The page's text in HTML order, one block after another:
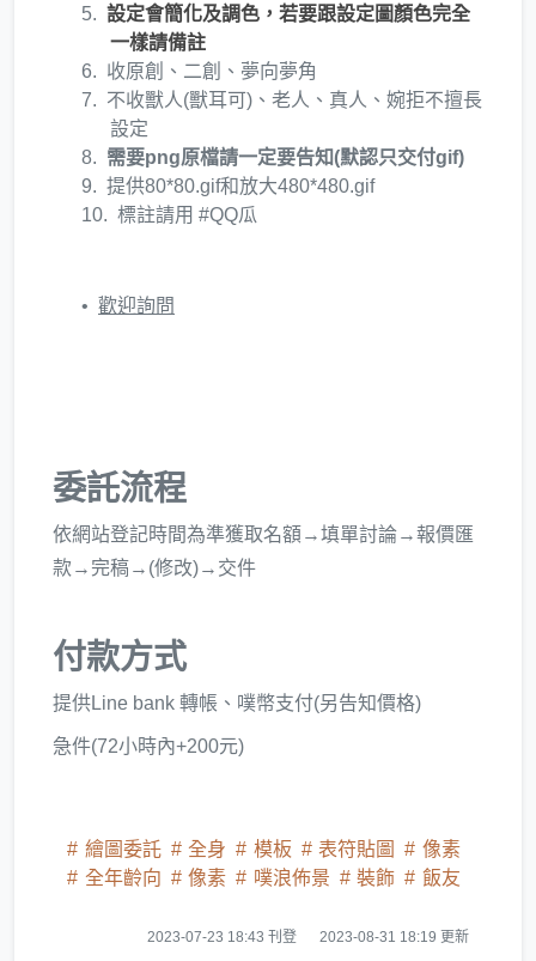
設定會簡化及調色，若要跟設定圖顏色完全
一樣請備註
收原創、二創、夢向夢角
不收獸人(獸耳可)、老人、真人、婉拒不擅長
設定
需要png原檔請一定要告知(默認只交付gif)
提供80*80.gif和放大480*480.gif
標註請用 #QQ瓜
歡迎詢問
委託流程
依網站登記時間為準獲取名額→填單討論→報價匯
款→完稿→(修改)→交件
付款方式
提供Line bank 轉帳、噗幣支付(另告知價格)
急件(72小時內+200元)
繪圖委託 全身 模板 表符貼圖
像素
全年齡向
像素 噗浪佈景 裝飾 飯友
2023-07-23 18:43 刊登 2023-08-31 18:19 更新